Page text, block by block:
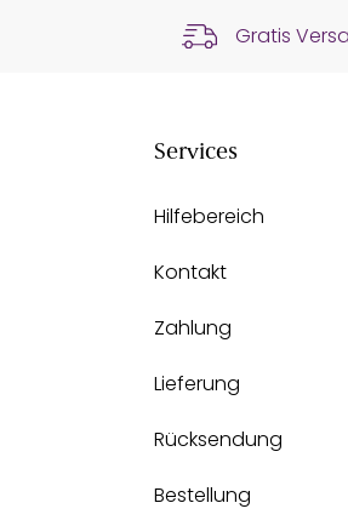
Gratis
Services
Hilfebereich
Kontakt
Zahlung
Lieferung
Rücksendung
Bestellung